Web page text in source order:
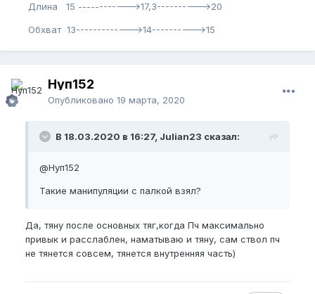
Длина 15 ------------>17,3---------->20
Обхват 13------------->14---------->15
Нуп152
Опубликовано 19 марта, 2020
В 18.03.2020 в 16:27, Julian23 сказал:
@Нуп152
Такие манипуляции с палкой взял?
Да, тяну после основных тяг,когда Пч максимально
привык и расслаблен, наматываю и тяну, сам ствол пч
не тянется совсем, тянется внутренняя часть)